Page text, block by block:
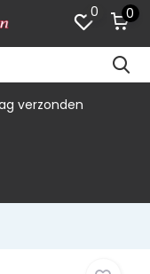
0 0
verzonden